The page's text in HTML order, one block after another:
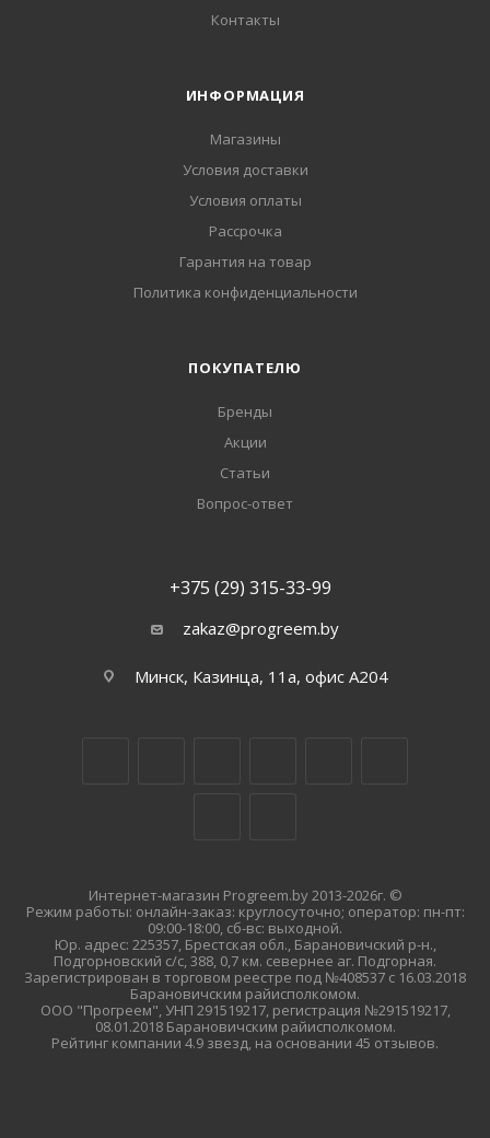
Контакты
ИНФОРМАЦИЯ
Магазины
Условия доставки
Условия оплаты
Рассрочка
Гарантия на товар
Политика конфиденциальности
ПОКУПАТЕЛЮ
Бренды
Акции
Статьи
Вопрос-ответ
+375 (29) 315-33-99
zakaz@progreem.by
Минск, Казинца, 11а, офис А204
Интернет-магазин Progreem.by 2013-2026г. ©
Режим работы: онлайн-заказ: круглосуточно; оператор: пн-пт:
09:00-18:00, сб-вс: выходной.
Юр. адрес: 225357, Брестская обл., Барановичский р-н.,
Подгорновский с/с, 388, 0,7 км. севернее аг. Подгорная.
Зарегистрирован в торговом реестре под №408537 с 16.03.2018
Барановичским райисполкомом.
ООО "Прогреем", УНП 291519217, регистрация №291519217,
08.01.2018 Барановичским райисполкомом.
Рейтинг компании 4.9 звезд, на основании 45 отзывов.